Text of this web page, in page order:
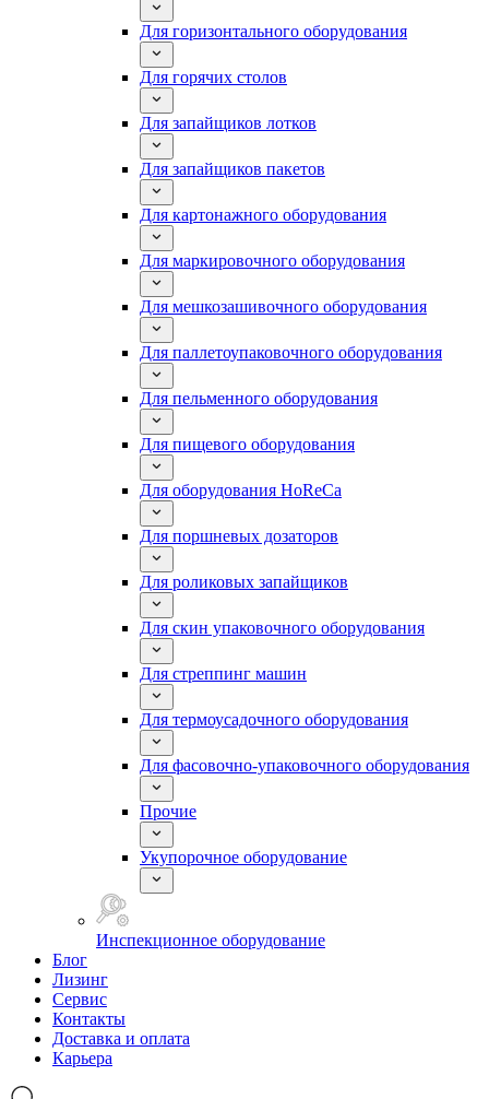
Для горизонтального оборудования
Для горячих столов
Для запайщиков лотков
Для запайщиков пакетов
Для картонажного оборудования
Для маркировочного оборудования
Для мешкозашивочного оборудования
Для паллетоупаковочного оборудования
Для пельменного оборудования
Для пищевого оборудования
Для оборудования HoReCa
Для поршневых дозаторов
Для роликовых запайщиков
Для скин упаковочного оборудования
Для стреппинг машин
Для термоусадочного оборудования
Для фасовочно-упаковочного оборудования
Прочие
Укупорочное оборудование
Инспекционное оборудование
Блог
Лизинг
Сервис
Контакты
Доставка и оплата
Карьера